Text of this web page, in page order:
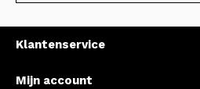
Klantenservice
Mijn account